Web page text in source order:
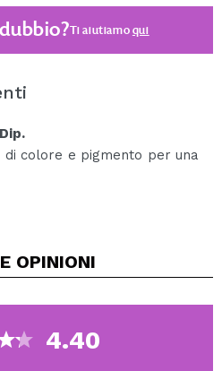
Ti aiutiamoqui
colore e pigmento per una
facile da usare ti consente
cura della pelle.
radioso e naturale.
vostra bellezza con questo
OPINIONI
4.40